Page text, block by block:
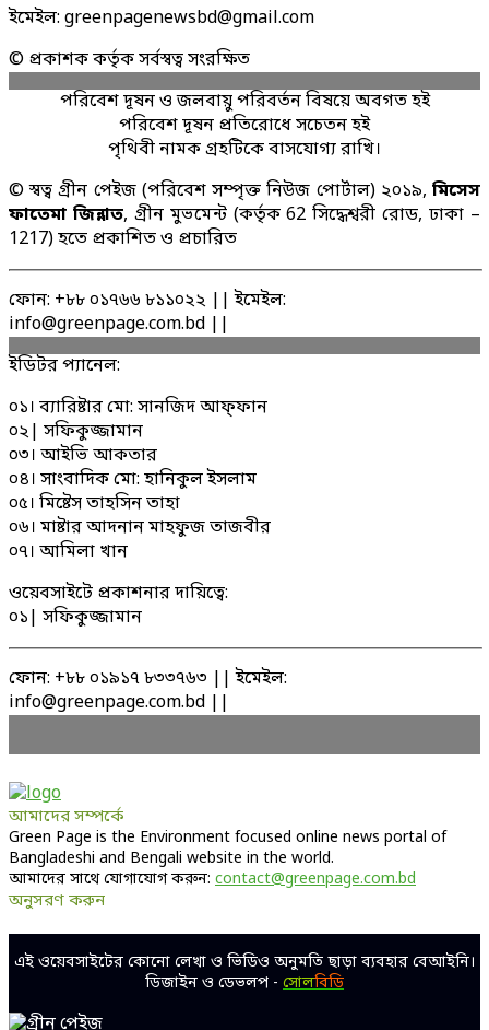
ইমেইল: greenpagenewsbd@gmail.com
© প্রকাশক কর্তৃক সর্বস্বত্ব সংরক্ষিত
পরিবেশ দূষন ও জলবায়ু পরিবর্তন বিষয়ে অবগত হই
পরিবেশ দূষন প্রতিরোধে সচেতন হই
পৃথিবী নামক গ্রহটিকে বাসযোগ্য রাখি।
© স্বত্ব গ্রীন পেইজ (পরিবেশ সম্পৃক্ত নিউজ পোর্টাল) ২০১৯, মিসেস
ফাতেমা জিন্নাত, গ্রীন মুভমেন্ট (কর্তৃক 62 সিদ্ধেশ্বরী রোড, ঢাকা –
1217) হতে প্রকাশিত ও প্রচারিত
ফোন: +৮৮ ০১৭৬৬ ৮১১০২২ || ইমেইল:
info@greenpage.com.bd ||
ইডিটর প্যানেল:
০১। ব্যারিষ্টার মো: সানজিদ আফ্ফান
০২| সফিকুজ্জামান
০৩। আইভি আকতার
০৪। সাংবাদিক মো: হানিকুল ইসলাম
০৫। মিষ্টেস তাহসিন তাহা
০৬। মাষ্টার আদনান মাহফুজ তাজবীর
০৭। আমিলা খান
ওয়েবসাইটে প্রকাশনার দায়িত্বে:
০১| সফিকুজ্জামান
ফোন: +৮৮ ০১৯১৭ ৮৩৩৭৬৩ || ইমেইল:
info@greenpage.com.bd ||
আমাদের সম্পর্কে
Green Page is the Environment focused online news portal of
Bangladeshi and Bengali website in the world.
আমাদের সাথে যোগাযোগ করুন: contact@greenpage.com.bd
অনুসরণ করুন
এই ওয়েবসাইটের কোনো লেখা ও ভিডিও অনুমতি ছাড়া ব্যবহার বেআইনি।
ডিজাইন ও ডেভলপ - সোলবিডি